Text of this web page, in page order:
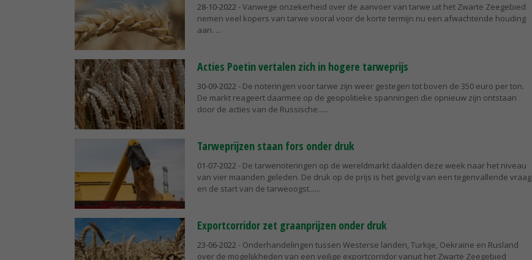
28-10-2022 - Vanwege onzekerheid over de aanvoer van tarwe uit het Zwarte Zeegebied
nemen veel kopers van tarwe vooral voor de korte termijn nu een afwachtende houding
aan.
Acties Poetin vertalen zich in hogere tarweprijs
30-09-2022 - De noteringen voor tarwe zijn weer gestegen tot boven de 350 euro per ton.
De markt reageert daarmee op de geopolitieke spanningen die opnieuw zijn ontstaan
door de acties van de Russische...
Tarweprijzen staan fors onder druk
01-07-2022 - De tarwenoteringen op de wereldmarkt daalden deze week naar het niveau
van vier maanden geleden. De druk op de prijs is het gevolg van een tegenvallende vraag
en de start van de tarweoogst...
Exportcorridor zet graanprijzen onder druk
23-06-2022 - Onderhandelingen tussen Westerse landen, Turkije, Oekraïne en Rusland
over de mogelijkheden van een veilige exportcorridor vanuit het Zwarte Zeegebied